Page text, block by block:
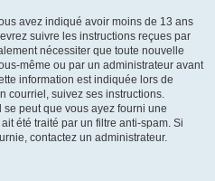
avez indiqué avoir moins de 13 ans
suivre les instructions reçues par
nécessiter que toute nouvelle
même ou par un administrateur avant
information est indiquée lors de
courriel, suivez ses instructions.
se peut que vous ayez fourni une
été traité par un filtre anti-spam. Si
contactez un administrateur.